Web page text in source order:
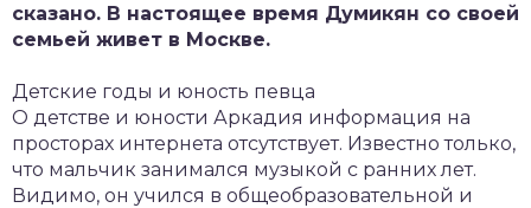
сказано. В настоящее время Думикян со своей
семьей живет в Москве.
Детские годы и юность певца
О детстве и юности Аркадия информация на
просторах интернета отсутствует. Известно только,
что мальчик занимался музыкой с ранних лет.
Видимо, он учился в общеобразовательной и